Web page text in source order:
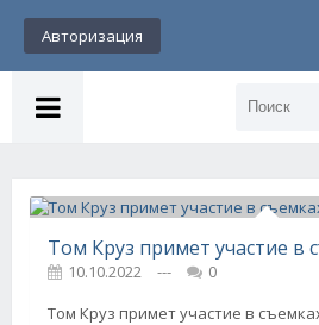
Авторизация
10.10.2022 ---
0
Том Круз примет участие в